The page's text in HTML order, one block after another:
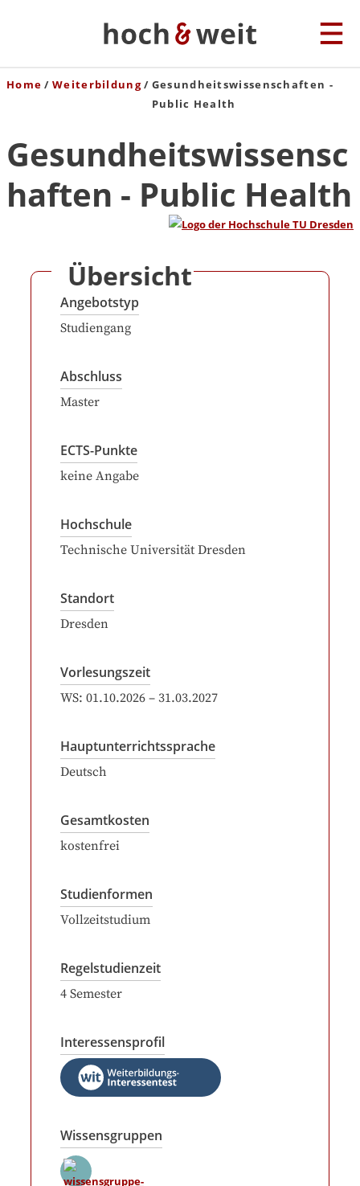
Home Weiterbildung
Gesundheitswissenschaften -
Public Health
Gesundheitswissensc
haften - Public Health
Übersicht
Angebotstyp
Studiengang
Abschluss
Master
ECTS-Punkte
keine Angabe
Hochschule
Technische Universität Dresden
Standort
Dresden
Vorlesungszeit
WS: 01.10.2026 – 31.03.2027
Hauptunterrichtssprache
Deutsch
Gesamtkosten
kostenfrei
Studienformen
Vollzeitstudium
Regelstudienzeit
4 Semester
Interessensprofil
Wissensgruppen